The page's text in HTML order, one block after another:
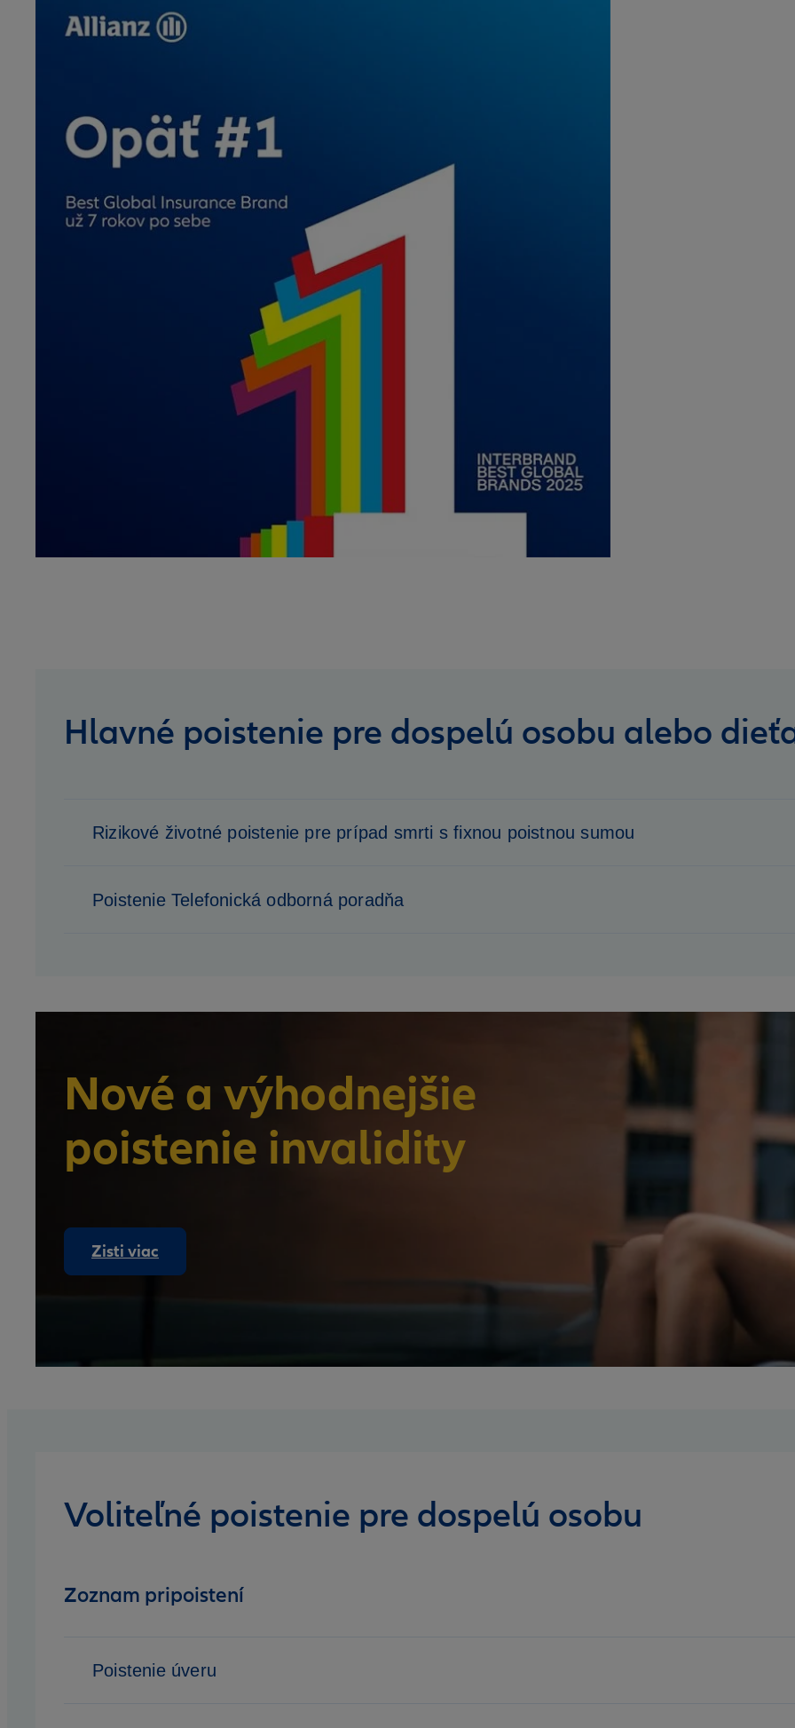
Hlavné poistenie pre dospelú osobu alebo
Rizikové životné poistenie pre prípad smrti s fixnou poistnou sumou
Poistenie Telefonická odborná poradňa
Nové a výhodnejšie
poistenie invalidity
Zisti viac
Voliteľné poistenie pre dospelú osobu
Zoznam pripoistení
Poistenie úveru